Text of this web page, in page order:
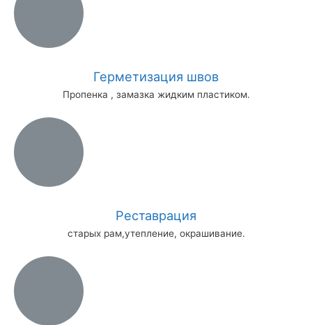
Герметизация швов
Пропенка , замазка жидким пластиком.
Реставрация
старых рам,утепление, окрашивание.